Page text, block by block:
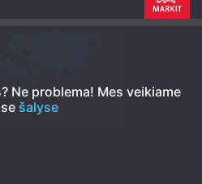
Ne problema! Mes veikiame
šalyse